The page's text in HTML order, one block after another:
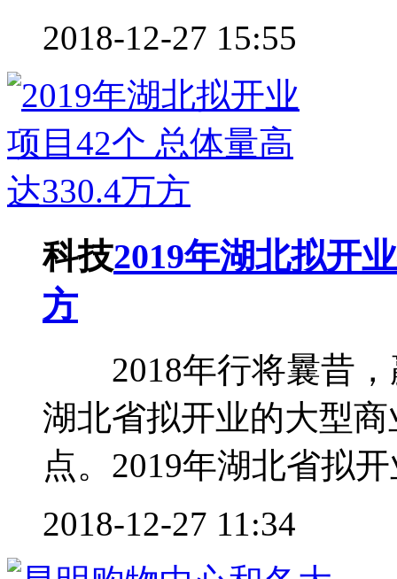
2018-12-27 15:55
科技2019年湖北拟开
方
2018年行将曩昔，
湖北省拟开业的大型
点。2019年湖北省拟
2018-12-27 11:34